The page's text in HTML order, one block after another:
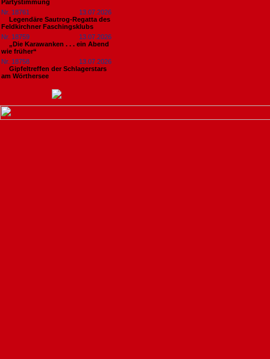
Partystimmung
Nr. 18761
13.07.2026
Legendäre Sautrog-Regatta des
Feldkirchner Faschingsklubs
Nr. 18759
13.07.2026
„Die Karawanken . . . ein Abend
wie früher“
Nr. 18758
13.07.2026
Gipfeltreffen der Schlagerstars
am Wörthersee